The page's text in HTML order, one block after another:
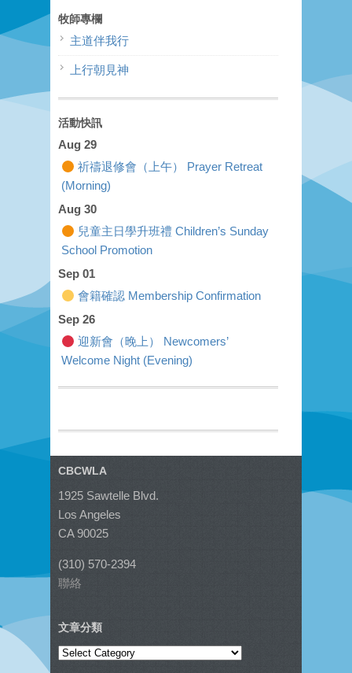
牧師專欄
主道伴我行
上行朝見神
活動快訊
Aug 29
祈禱退修會（上午） Prayer Retreat
(Morning)
Aug 30
兒童主日學升班禮 Children’s Sunday
School Promotion
Sep 01
會籍確認 Membership Confirmation
Sep 26
迎新會（晚上） Newcomers’
Welcome Night (Evening)
CBCWLA
1925 Sawtelle Blvd.
Los Angeles
CA 90025
(310) 570-2394
聯絡
文章分類
文